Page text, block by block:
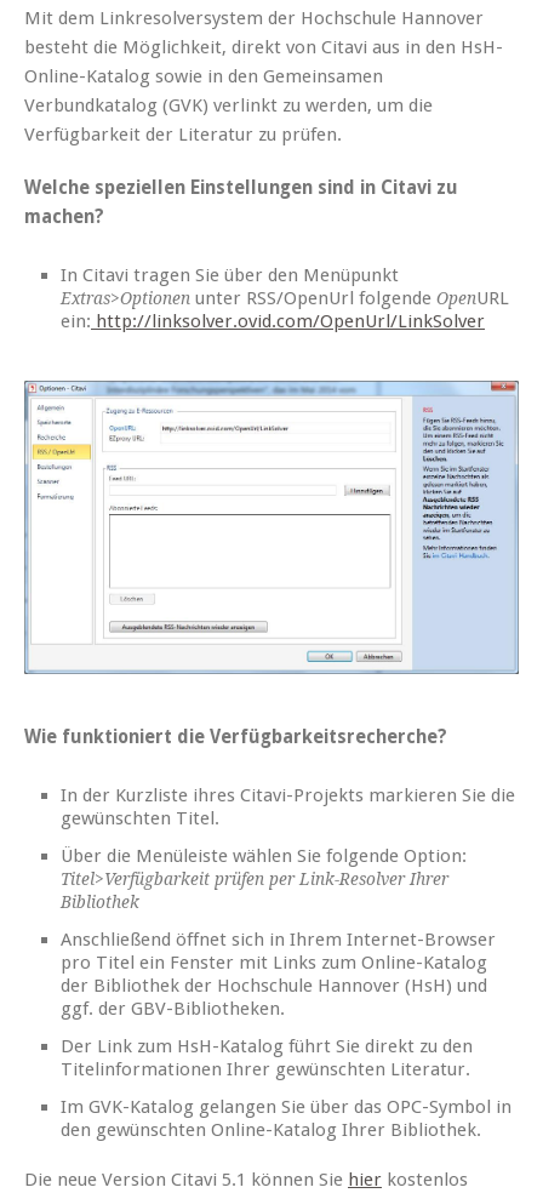
Mit dem Linkresolversystem der Hochschule Hannover
besteht die Möglichkeit, direkt von Citavi aus in den HsH-
Online-Katalog sowie in den Gemeinsamen
Verbundkatalog (GVK) verlinkt zu werden, um die
Verfügbarkeit der Literatur zu prüfen.
Welche speziellen Einstellungen sind in Citavi zu
machen?
In Citavi tragen Sie über den Menüpunkt
Extras>Optionen unter RSS/OpenUrl folgende OpenURL
ein: http://linksolver.ovid.com/OpenUrl/LinkSolver
Wie funktioniert die Verfügbarkeitsrecherche?
In der Kurzliste ihres Citavi-Projekts markieren Sie die
gewünschten Titel.
Über die Menüleiste wählen Sie folgende Option:
Titel>Verfügbarkeit prüfen per Link-Resolver Ihrer
Bibliothek
Anschließend öffnet sich in Ihrem Internet-Browser
pro Titel ein Fenster mit Links zum Online-Katalog
der Bibliothek der Hochschule Hannover (HsH) und
ggf. der GBV-Bibliotheken.
Der Link zum HsH-Katalog führt Sie direkt zu den
Titelinformationen Ihrer gewünschten Literatur.
Im GVK-Katalog gelangen Sie über das OPC-Symbol in
den gewünschten Online-Katalog Ihrer Bibliothek.
Die neue Version Citavi 5.1 können Sie hier kostenlos